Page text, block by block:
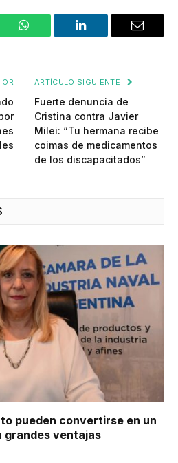
WhatsApp LinkedIn Email
ARTÍCULO SIGUIENTE
Fuerte denuncia de
Cristina contra Javier
Milei: “Tu hermana recibe
coimas de medicamentos
de los discapacitados”
pueden convertirse en un
grandes ventajas